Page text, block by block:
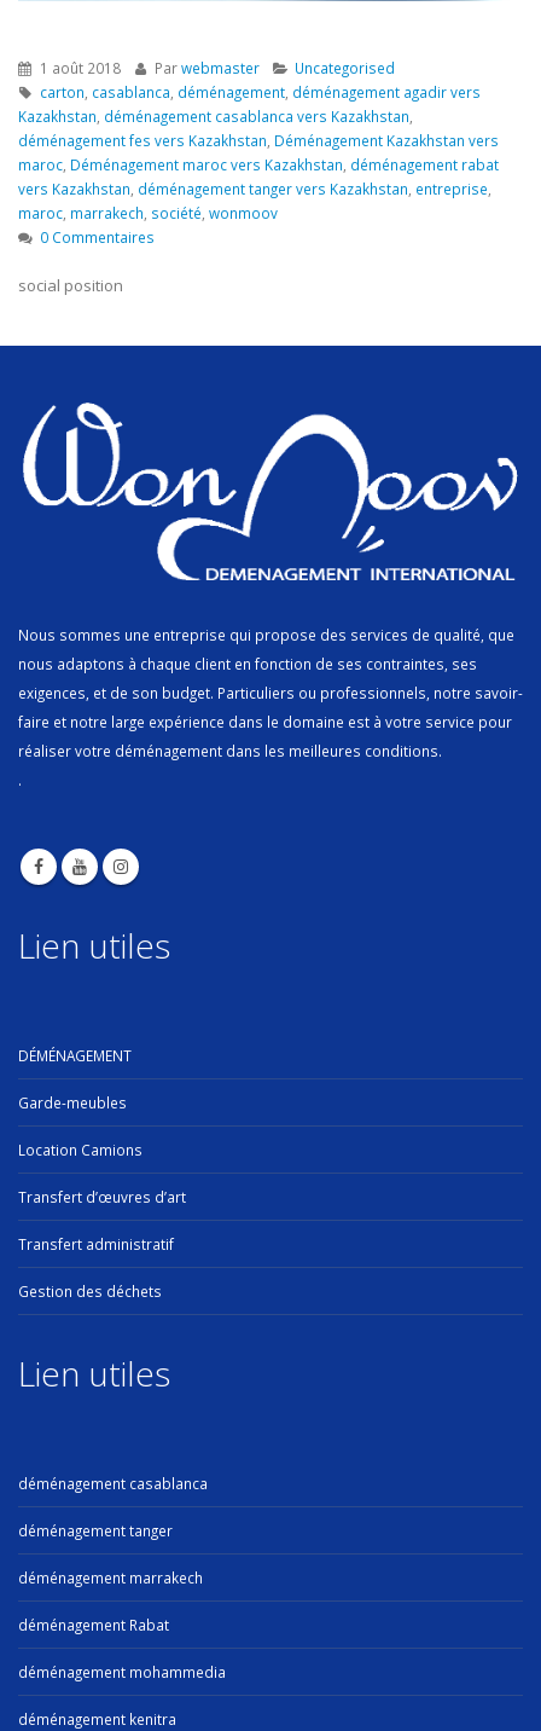
1 août 2018 Parwebmaster
Uncategorised
carton, casablanca, déménagement, déménagement agadir vers
Kazakhstan, déménagement casablanca vers Kazakhstan,
déménagement fes vers Kazakhstan, Déménagement Kazakhstan vers
maroc, Déménagement maroc vers Kazakhstan, déménagement rabat
vers Kazakhstan, déménagement tanger vers Kazakhstan, entreprise,
maroc, marrakech, société, wonmoov
0 Commentaires
social position
Nous sommes une entreprise qui propose des services de qualité, que
nous adaptons à chaque client en fonction de ses contraintes, ses
exigences, et de son budget. Particuliers ou professionnels, notre savoir-
faire et notre large expérience dans le domaine est à votre service pour
réaliser votre déménagement dans les meilleures conditions.
.
Lien utiles
DÉMÉNAGEMENT
Garde-meubles
Location Camions
Transfert d’œuvres d’art
Transfert administratif
Gestion des déchets
Lien utiles
déménagement casablanca
déménagement tanger
déménagement marrakech
déménagement Rabat
déménagement mohammedia
déménagement kenitra